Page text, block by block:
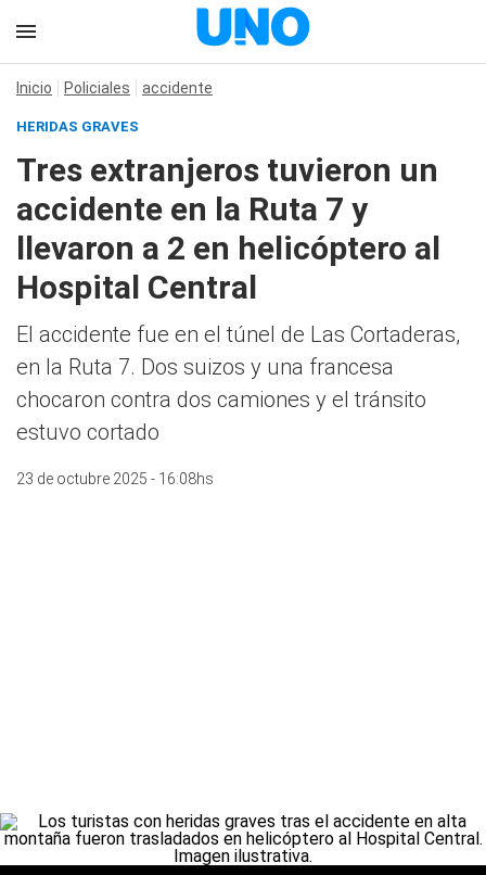
Inicio Policiales accidente
HERIDAS GRAVES
Tres extranjeros tuvieron un
accidente en la Ruta 7 y
llevaron a 2 en helicóptero al
Hospital Central
El accidente fue en el túnel de Las Cortaderas,
en la Ruta 7. Dos suizos y una francesa
chocaron contra dos camiones y el tránsito
estuvo cortado
23 de octubre 2025 - 16:08hs